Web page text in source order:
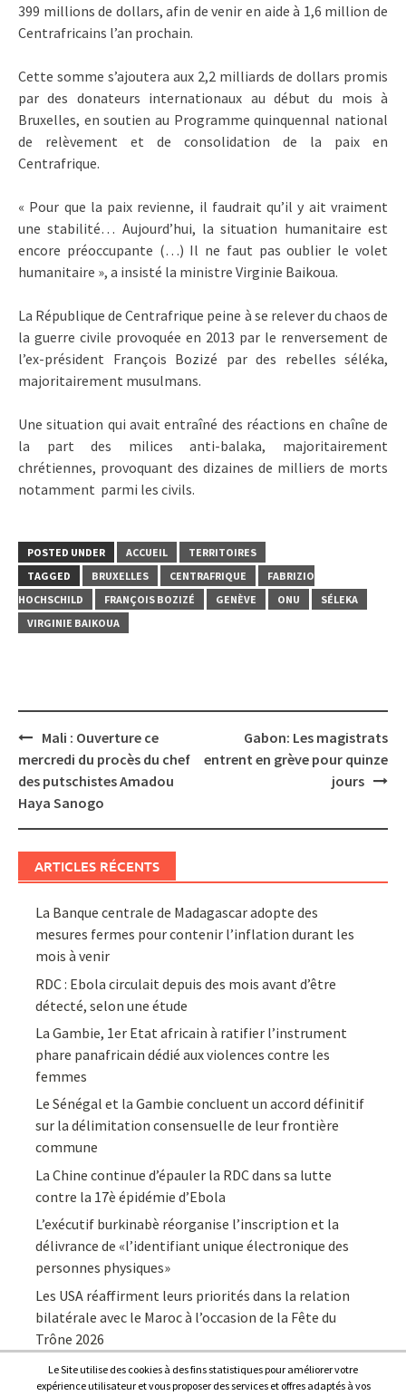
399 millions de dollars, afin de venir en aide à 1,6 million de
Centrafricains l’an prochain.
Cette somme s’ajoutera aux 2,2 milliards de dollars promis
par des donateurs internationaux au début du mois à
Bruxelles, en soutien au Programme quinquennal national
de relèvement et de consolidation de la paix en
Centrafrique.
« Pour que la paix revienne, il faudrait qu’il y ait vraiment
une stabilité… Aujourd’hui, la situation humanitaire est
encore préoccupante (…) Il ne faut pas oublier le volet
humanitaire », a insisté la ministre Virginie Baikoua.
La République de Centrafrique peine à se relever du chaos de
la guerre civile provoquée en 2013 par le renversement de
l’ex-président François Bozizé par des rebelles séléka,
majoritairement musulmans.
Une situation qui avait entraîné des réactions en chaîne de
la part des milices anti-balaka, majoritairement
chrétiennes, provoquant des dizaines de milliers de morts
notamment parmi les civils.
POSTED UNDER ACCUEIL
TERRITOIRES
TAGGED
BRUXELLES CENTRAFRIQUE
FABRIZIO
HOCHSCHILD
FRANÇOIS BOZIZÉ GENÈVE ONU
SÉLEKA
VIRGINIE BAIKOUA
Post
navigation
Mali : Ouverture ce
mercredi du procès du chef
des putschistes Amadou
Haya Sanogo
Gabon: Les magistrats
entrent en grève pour quinze
jours
ARTICLES RÉCENTS
La Banque centrale de Madagascar adopte des
mesures fermes pour contenir l’inflation durant les
mois à venir
RDC : Ebola circulait depuis des mois avant d’être
détecté, selon une étude
La Gambie, 1er Etat africain à ratifier l’instrument
phare panafricain dédié aux violences contre les
femmes
Le Sénégal et la Gambie concluent un accord définitif
sur la délimitation consensuelle de leur frontière
commune
La Chine continue d’épauler la RDC dans sa lutte
contre la 17è épidémie d’Ebola
L’exécutif burkinabè réorganise l’inscription et la
délivrance de «l’identifiant unique électronique des
personnes physiques»
Les USA réaffirment leurs priorités dans la relation
bilatérale avec le Maroc à l’occasion de la Fête du
Trône 2026
Le Site utilise des cookies à des fins statistiques pour améliorer votre
expérience utilisateur et vous proposer des services et offres adaptés à vos